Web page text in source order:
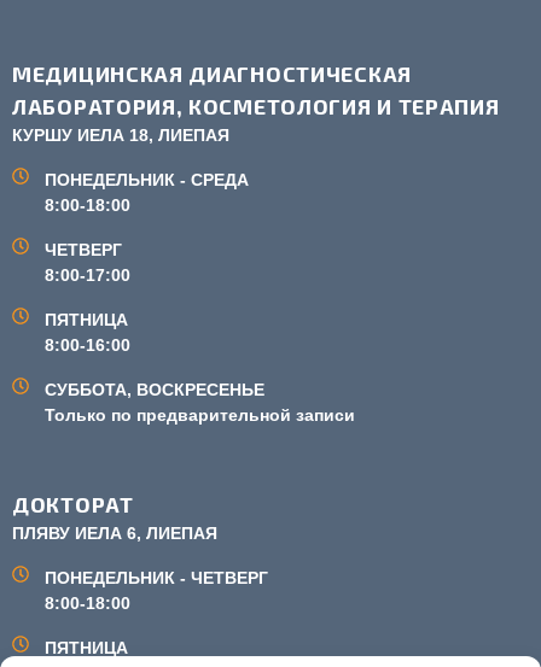
МЕДИЦИНСКАЯ ДИАГНОСТИЧЕСКАЯ
ЛАБОРАТОРИЯ, КОСМЕТОЛОГИЯ И ТЕРАПИЯ
КУРШУ ИЕЛА 18, ЛИЕПАЯ
ПОНЕДЕЛЬНИК - СРЕДА
8:00-18:00
ЧЕТВЕРГ
8:00-17:00
ПЯТНИЦА
8:00-16:00
СУББОТА, ВОСКРЕСЕНЬЕ
Только по предварительной записи
ДОКТОРАТ
ПЛЯВУ ИЕЛА 6, ЛИЕПАЯ
ПОНЕДЕЛЬНИК - ЧЕТВЕРГ
8:00-18:00
ПЯТНИЦА